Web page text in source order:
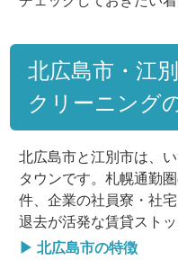
北広島市・江
クリーニング
北広島市と江別市は、
タウンです。札幌通勤
件、企業の社員寮・社
退去が活発な賃貸スト
▶ 北広島市の特徴